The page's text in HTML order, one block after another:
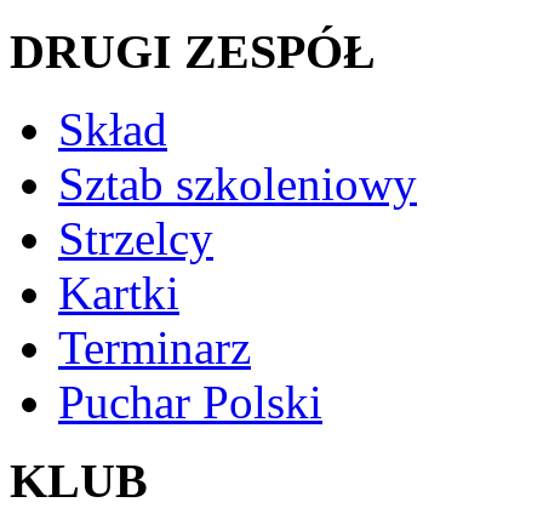
DRUGI ZESPÓŁ
Skład
Sztab szkoleniowy
Strzelcy
Kartki
Terminarz
Puchar Polski
KLUB